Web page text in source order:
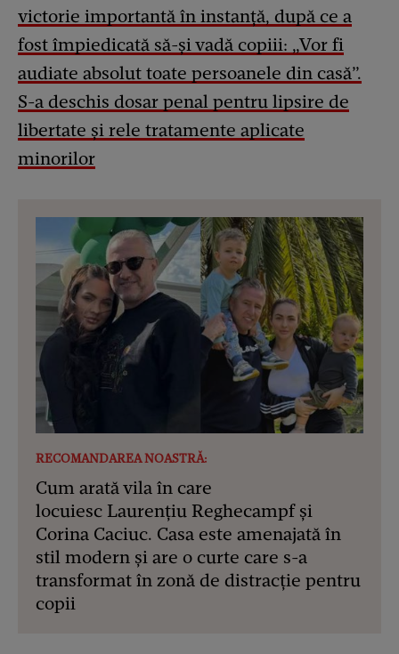
victorie importantă în instanță, după ce a
fost împiedicată să-și vadă copiii: „Vor fi
audiate absolut toate persoanele din casă”.
S-a deschis dosar penal pentru lipsire de
libertate și rele tratamente aplicate
minorilor
RECOMANDAREA NOASTRĂ:
Cum arată vila în care
locuiesc Laurențiu Reghecampf și
Corina Caciuc. Casa este amenajată în
stil modern și are o curte care s-a
transformat în zonă de distracție pentru
copii